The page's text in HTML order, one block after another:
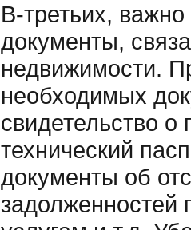
В-третьих,
документы,
недвижимости.
необходимых
свидетельство о
технический
документы об